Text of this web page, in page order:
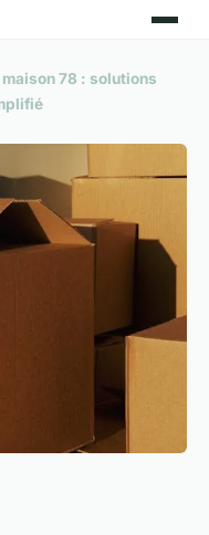
78 : solutions